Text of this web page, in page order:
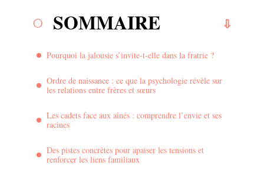
SOMMAIRE
Pourquoi la jalousie s’invite-t-elle dans la fratrie ?
Ordre de naissance : ce que la psychologie révèle sur
les relations entre frères et sœurs
Les cadets face aux aînés : comprendre l’envie et ses
racines
Des pistes concrètes pour apaiser les tensions et
renforcer les liens familiaux